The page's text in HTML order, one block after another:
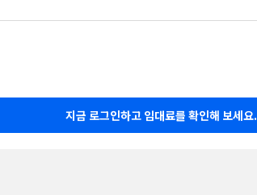
지금 로그인하고 임대료를 확인해 보세요.